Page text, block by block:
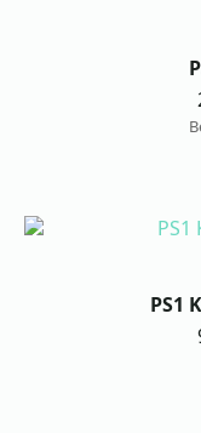
PS1